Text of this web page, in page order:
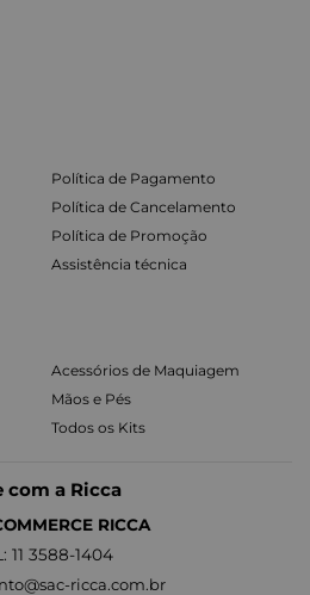
Política de Pagamento
Política de Cancelamento
Política de Promoção
Assistência técnica
Acessórios de Maquiagem
Mãos e Pés
Todos os Kits
com a Ricca
RICCA
11 3588-1404
ricca.com.br